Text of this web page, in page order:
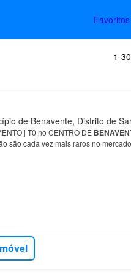
Favoritos
1-
de Benavente, Distrito de
| T0 no CENTRO DE
são cada vez mais raros no